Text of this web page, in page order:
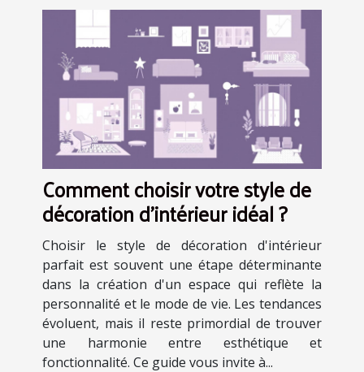
Comment choisir votre style de
décoration d'intérieur idéal ?
Choisir le style de décoration d'intérieur
parfait est souvent une étape déterminante
dans la création d'un espace qui reflète la
personnalité et le mode de vie. Les tendances
évoluent, mais il reste primordial de trouver
une harmonie entre esthétique et
fonctionnalité. Ce guide vous invite à...